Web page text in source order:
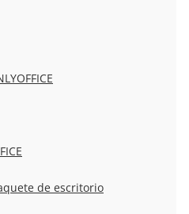
de escritorio